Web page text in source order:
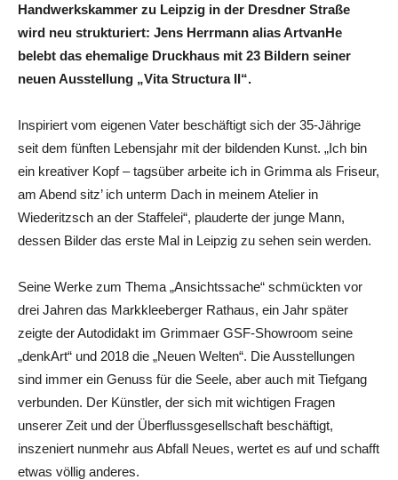
Handwerkskammer zu Leipzig in der Dresdner Straße
wird neu strukturiert: Jens Herrmann alias ArtvanHe
belebt das ehemalige Druckhaus mit 23 Bildern seiner
neuen Ausstellung „Vita Structura II“.
Inspiriert vom eigenen Vater beschäftigt sich der 35-Jährige
seit dem fünften Lebensjahr mit der bildenden Kunst. „Ich bin
ein kreativer Kopf – tagsüber arbeite ich in Grimma als Friseur,
am Abend sitz’ ich unterm Dach in meinem Atelier in
Wiederitzsch an der Staffelei“, plauderte der junge Mann,
dessen Bilder das erste Mal in Leipzig zu sehen sein werden.
Seine Werke zum Thema „Ansichtssache“ schmückten vor
drei Jahren das Markkleeberger Rathaus, ein Jahr später
zeigte der Autodidakt im Grimmaer GSF-Showroom seine
„denkArt“ und 2018 die „Neuen Welten“. Die Ausstellungen
sind immer ein Genuss für die Seele, aber auch mit Tiefgang
verbunden. Der Künstler, der sich mit wichtigen Fragen
unserer Zeit und der Überflussgesellschaft beschäftigt,
inszeniert nunmehr aus Abfall Neues, wertet es auf und schafft
etwas völlig anderes.